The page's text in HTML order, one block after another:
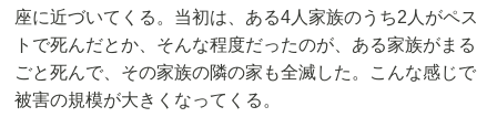
座に近づいてくる。当初は、ある4人家族のうち2人がペス
トで死んだとか、そんな程度だったのが、ある家族がまる
ごと死んで、その家族の隣の家も全滅した。こんな感じで
被害の規模が大きくなってくる。